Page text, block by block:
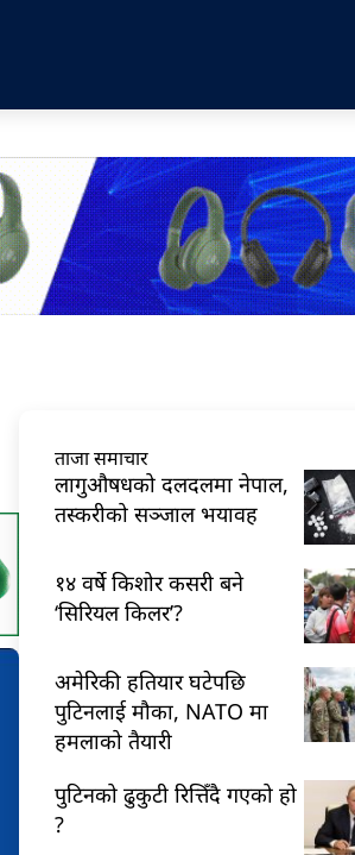
ताजा समाचार
लागुऔषधको दलदलमा नेपाल,
तस्करीको सञ्जाल भयावह
१४ वर्षे किशोर कसरी बने
‘सिरियल किलर’?
अमेरिकी हतियार घटेपछि
पुटिनलाई मौका, NATO मा
हमलाको तैयारी
पुटिनको ढुकुटी रित्तिँदै गएको हो
?